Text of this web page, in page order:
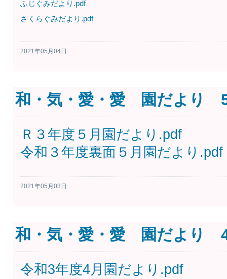
ふじぐみだより.pdf
さくらぐみだより.pdf
2021年05月04日
和・気・愛・愛 園だより
Ｒ３年度５月園だより.pdf
令和３年度裏面５月園だより.pdf
2021年05月03日
和・気・愛・愛 園だより
令和3年度4月園だより.pdf